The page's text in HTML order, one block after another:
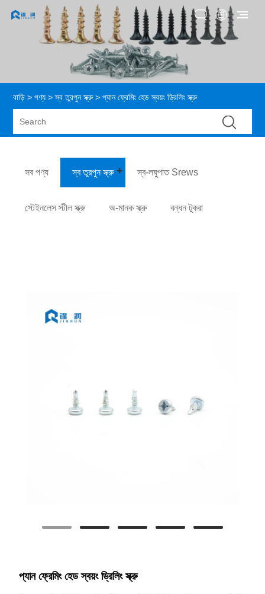
বাড়ি > পণ্য >স্ব তুরপুন স্ক্রু> প্যান ফ্রেমিং হেড স্বয়ং ড্রিলিং স্ক্রু
সব পণ্য স্ব তুরপুন স্ক্রু স্ব-লঘুপাত Srews
স্টেইনলেস স্টীল স্ক্রু অ-মানক স্ক্রু বন্ধন টুকরা
প্যান ফ্রেমিং হেড স্বয়ং ড্রিলিং স্ক্রু